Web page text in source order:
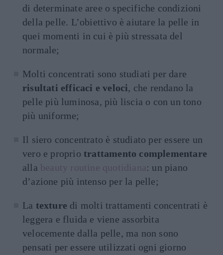
di determinate aree o specifiche condizioni
della pelle. L’obiettivo è aiutare la pelle in
quei momenti in cui è più stressata del
normale;
Molti concentrati sono studiati per dare
risultati efficaci e veloci, che rendano la
pelle più luminosa, più liscia o con un tono
più uniforme;
Il siero concentrato è studiato per essere un
vero e proprio trattamento complementare
alla beauty routine quotidiana: un piano
d’azione più intenso per la pelle;
La texture di molti trattamenti concentrati è
leggera e fluida e viene assorbita
velocemente dalla pelle, ma non sono
pensati per essere utilizzati ogni giorno